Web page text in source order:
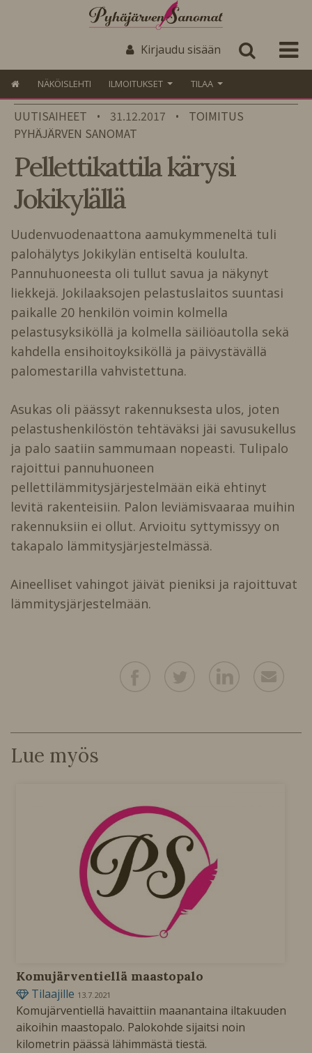
Kirjaudu sisään
NÄKÖISLEHTI ILMOITUKSET TILAA
UUTISAIHEET • 31.12.2017 •
TOIMITUS
PYHÄJÄRVEN SANOMAT
Pellettikattila kärysi
Jokikylällä
Uudenvuodenaattona aamukymmeneltä tuli
palohälytys Jokikylän entiseltä koululta.
Pannuhuoneesta oli tullut savua ja näkynyt
liekkejä. Jokilaaksojen pelastuslaitos suuntasi
paikalle 20 henkilön voimin kolmella
pelastusyksiköllä ja kolmella säiliöautolla sekä
kahdella ensihoitoyksiköllä ja päivystävällä
palomestarilla vahvistettuna.
Asukas oli päässyt rakennuksesta ulos, joten
pelastushenkilöstön tehtäväksi jäi savusukellus
ja palo saatiin sammumaan nopeasti. Tulipalo
rajoittui pannuhuoneen
pellettilämmitysjärjestelmään eikä ehtinyt
levitä rakenteisiin. Palon leviämisvaaraa muihin
rakennuksiin ei ollut. Arvioitu syttymissyy on
takapalo lämmitysjärjestelmässä.
Aineelliset vahingot jäivät pieniksi ja rajoittuvat
lämmitysjärjestelmään.
Lue myös
Komujärventiellä maastopalo
Tilaajille 13.7.2021
Komujärventiellä havaittiin maanantaina iltakuuden
aikoihin maastopalo. Palokohde sijaitsi noin
kilometrin päässä lähimmästä tiestä.